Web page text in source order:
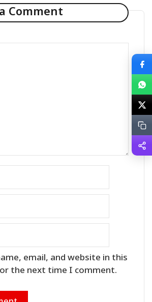
Comment
email, and website in this
the next time I comment.